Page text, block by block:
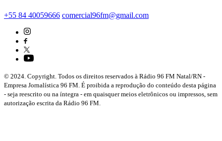
+55 84 40059666 comercial96fm@gmail.com
© 2024. Copyright. Todos os direitos reservados à Rádio 96 FM Natal/RN -
Empresa Jornalística 96 FM. É proibida a reprodução do conteúdo desta página
- seja reescrito ou na íntegra - em quaisquer meios eletrônicos ou impressos, sem
autorização escrita da Rádio 96 FM.